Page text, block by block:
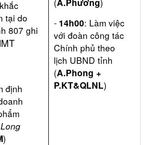
tại do
807 ghi
định
)
- 14h00: Làm việc
với đoàn công tác
Chính phủ theo
lịch UBND tỉnh
(A.Phong +
P.KT&QLNL)